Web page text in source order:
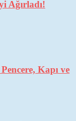
Ağırladı!
Kapı ve